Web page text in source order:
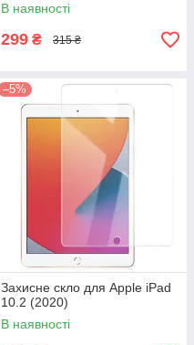
В наявності
299 ₴ 315 ₴
–5%
Захисне скло для Apple iPad
10.2 (2020)
В наявності